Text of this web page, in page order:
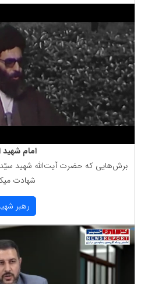
امام شهید
برش‌هایی كه حضرت آیت‌الله شهید
شهادت
رهبر